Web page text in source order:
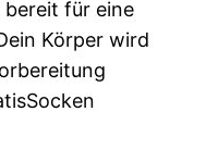
bereit für eine
Körper wird